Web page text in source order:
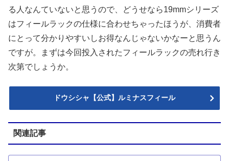
る人なんていないと思うので、どうせなら19mmシリーズ
はフィールラックの仕様に合わせちゃったほうが、消費者
にとって分かりやすいしお得なんじゃないかなーと思うん
ですが。まずは今回投入されたフィールラックの売れ行き
次第でしょうか。
ドウシシャ【公式】ルミナスフィール
関連記事